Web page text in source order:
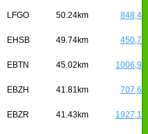
LFGO 50.24km 848,4
EHSB 49.74km 450,7
EBTN 45.02km 1006,9
EBZH 41.81km 707,6
EBZR 41.43km 1927,1